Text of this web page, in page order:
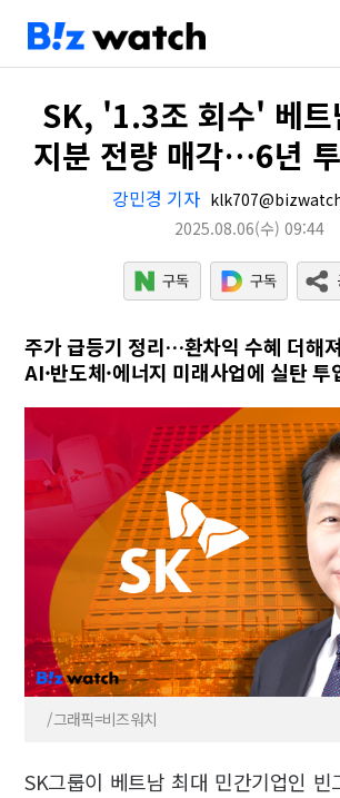
SK, '1.3조 회수' 베트
지분 전량 매각…6년
강민경 기자
2025.08.06(수) 09:44
주가 급등기 정리…환차익 수혜 더해져
AI·반도체·에너지 미래사업에 실탄 투
/그래픽=비즈워치
SK그룹이 베트남 최대 민간기업인 빈